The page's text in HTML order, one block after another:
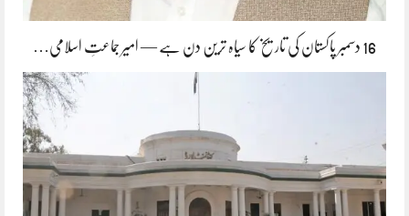
16 دسمبر پاکستان کی تاریخ کا سیاہ ترین دن ہے — امیر جماعتِ اسلامی…